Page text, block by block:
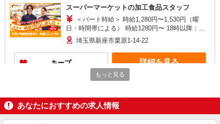
スーパーマーケットの加工食品スタッフ
＜パート時給＞ 時給1,280円〜1,530円（曜
日・時間帯による） 時給1280円〜 18時以降：時
給1430円〜 ★土曜＋100円 ★日・祝＋100円 ※ア
ルバイトさんの時給や募集内容はお問い合わせく
ださい
埼玉県新座市栗原1-14-22
キープ 詳細を見る
（早朝）荷受け・商品陳列
時給1,200円
もっと見る
あなたにおすすめの求人情報